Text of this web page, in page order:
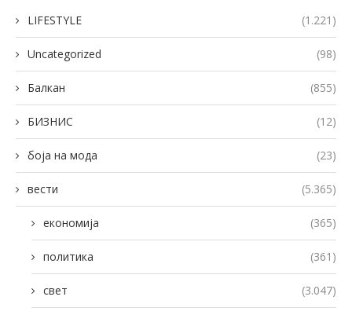
LIFESTYLE (1.221)
Uncategorized (98)
Балкан (855)
БИЗНИС (12)
боја на мода (23)
вести (5.365)
економија (365)
политика (361)
свет (3.047)